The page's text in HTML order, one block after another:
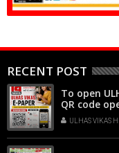
RECENT POST
To open
QR code
Lens, point
popup that
ULHAS VIKAS